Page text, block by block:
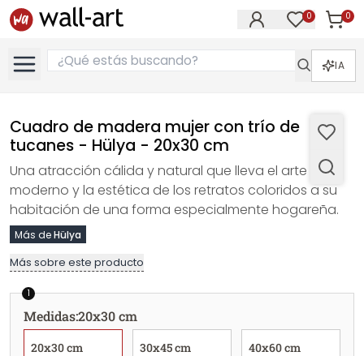
0 0
IA
Cuadro de madera mujer con trío de
tucanes - Hülya - 20x30 cm
Una atracción cálida y natural que lleva el arte
moderno y la estética de los retratos coloridos a su
habitación de una forma especialmente hogareña.
Más deHülya
Más sobre este producto
1
Medidas:20x30 cm
20x30 cm 30x45 cm 40x60 cm